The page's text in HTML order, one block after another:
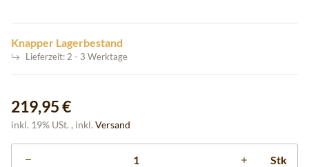
Knapper Lagerbestand
Lieferzeit: 2 - 3 Werktage
219,95 €
inkl. 19% USt. , inkl. Versand
Stk